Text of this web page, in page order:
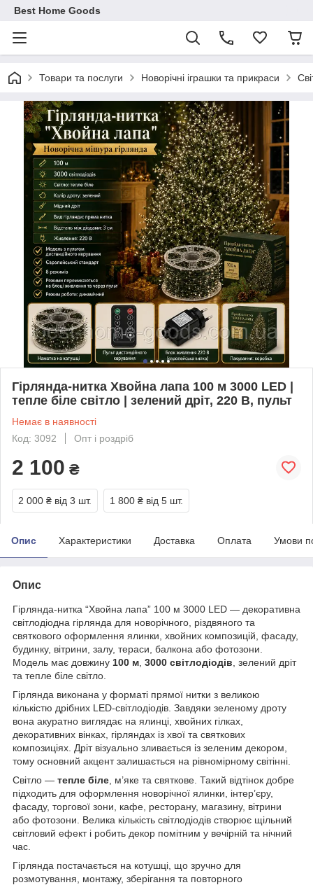
Best Home Goods
Товари та послуги Новорічні іграшки та прикраси
Гірлянда-нитка Хвойна лапа 100 м 3000 LED |
тепле біле світло | зелений дріт, 220 В, пульт
Немає в наявності
Код: 3092
Опт і роздріб
2 100 ₴
2 000 ₴ від 3 шт. 1 800 ₴ від 5 шт.
Опис Характеристики Доставка Оплата Умови
Опис
Гірлянда-нитка “Хвойна лапа” 100 м 3000 LED — декоративна
світлодіодна гірлянда для новорічного, різдвяного та
святкового оформлення ялинки, хвойних композицій, фасаду,
будинку, вітрини, залу, тераси, балкона або фотозони.
Модель має довжину 100 м 3000 світлодіодів , зелений дріт
та тепле біле світло.
Гірлянда виконана у форматі прямої нитки з великою
кількістю дрібних LED-світлодіодів. Завдяки зеленому дроту
вона акуратно виглядає на ялинці, хвойних гілках,
декоративних вінках, гірляндах із хвої та святкових
композиціях. Дріт візуально зливається із зеленим декором,
тому основний акцент залишається на рівномірному світінні.
Світло — тепле біле , м’яке та святкове. Такий відтінок добре
підходить для оформлення новорічної ялинки, інтер’єру,
фасаду, торгової зони, кафе, ресторану, магазину, вітрини
або фотозони. Велика кількість світлодіодів створює щільний
світловий ефект і робить декор помітним у вечірній та нічний
час.
Гірлянда постачається на котушці, що зручно для
розмотування, монтажу, зберігання та повторного